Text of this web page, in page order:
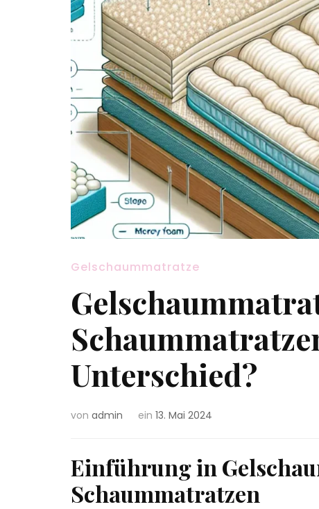
Gelschaummatratze
Unterschied?
von admin ein 13. Mai 2024
Einführung in
Schaummatratzen